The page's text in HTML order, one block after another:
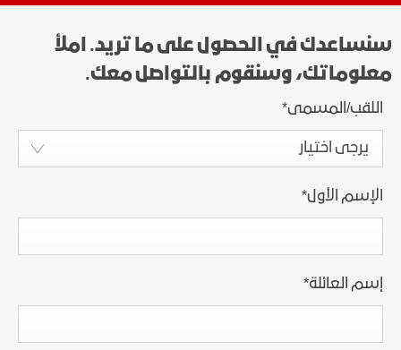
سنساعدك في الحصول على ما تريد. املأ
معلوماتك، وسنقوم بالتواصل معك.
اللقب/المسمى*
يرجى اختيار
الإسم الأول*
إسم العائلة*